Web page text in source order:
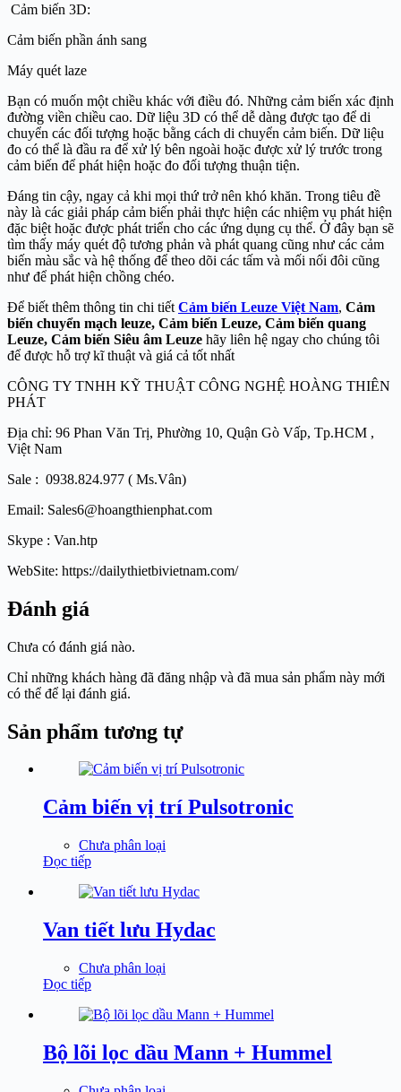
Cảm biến 3D:
Cảm biến phần ánh sang
Máy quét laze
Bạn có muốn một chiều khác với điều đó. Những cảm biến xác định
đường viền chiều cao. Dữ liệu 3D có thể dễ dàng được tạo để di
chuyển các đối tượng hoặc bằng cách di chuyển cảm biến. Dữ liệu
đo có thể là đầu ra để xử lý bên ngoài hoặc được xử lý trước trong
cảm biến để phát hiện hoặc đo đối tượng thuận tiện.
Đáng tin cậy, ngay cả khi mọi thứ trở nên khó khăn. Trong tiêu đề
này là các giải pháp cảm biến phải thực hiện các nhiệm vụ phát hiện
đặc biệt hoặc được phát triển cho các ứng dụng cụ thể. Ở đây bạn sẽ
tìm thấy máy quét độ tương phản và phát quang cũng như các cảm
biến màu sắc và hệ thống để theo dõi các tấm và mối nối đôi cũng
như để phát hiện chồng chéo.
Để biết thêm thông tin chi tiết Cảm biến Leuze Việt Nam, Cảm
biến chuyển mạch leuze, Cảm biến Leuze, Cảm biến quang
Leuze, Cảm biến Siêu âm Leuze hãy liên hệ ngay cho chúng tôi
để được hỗ trợ kĩ thuật và giá cả tốt nhất
CÔNG TY TNHH KỸ THUẬT CÔNG NGHỆ HOÀNG THIÊN
PHÁT
Địa chỉ: 96 Phan Văn Trị, Phường 10, Quận Gò Vấp, Tp.HCM ,
Việt Nam
Sale : 0938.824.977 ( Ms.Vân)
Email: Sales6@hoangthienphat.com
Skype : Van.htp
WebSite: https://dailythietbivietnam.com/
Đánh giá
Chưa có đánh giá nào.
Chỉ những khách hàng đã đăng nhập và đã mua sản phẩm này mới
có thể để lại đánh giá.
Sản phẩm tương tự
Cảm biến vị trí Pulsotronic
Chưa phân loại
Đọc tiếp
Van tiết lưu Hydac
Chưa phân loại
Đọc tiếp
Bộ lõi lọc dầu Mann + Hummel